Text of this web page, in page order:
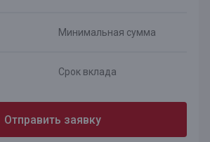
Минимальная сумма
Срок вклада
Отправить заявку